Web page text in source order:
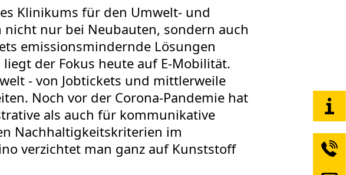
Klinikums für den Umwelt- und
nicht nur bei Neubauten, sondern auch
emissionsmindernde Lösungen
der Fokus heute auf E-Mobilität.
- von Jobtickets und mittlerweile
Noch vor der Corona-Pandemie hat
als auch für kommunikative
Nachhaltigkeitskriterien im
verzichtet man ganz auf Kunststoff